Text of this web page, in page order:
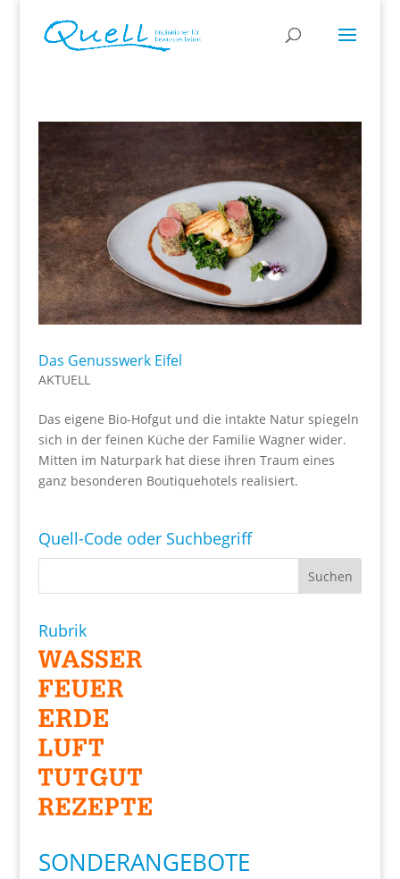
Das Genusswerk Eifel
AKTUELL
Das eigene Bio-Hofgut und die intakte Natur spiegeln
sich in der feinen Küche der Familie Wagner wider.
Mitten im Naturpark hat diese ihren Traum eines
ganz besonderen Boutiquehotels realisiert.
Quell-Code oder Suchbegriff
Rubrik
SONDERANGEBOTE